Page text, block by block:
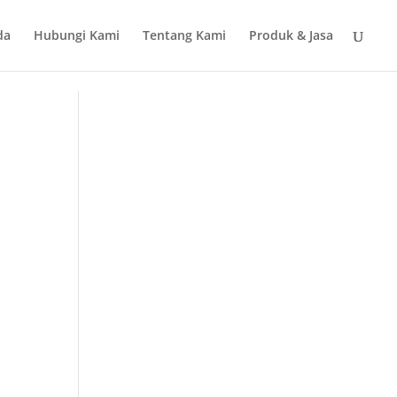
Hubungi Kami Tentang Kami Produk & Jasa